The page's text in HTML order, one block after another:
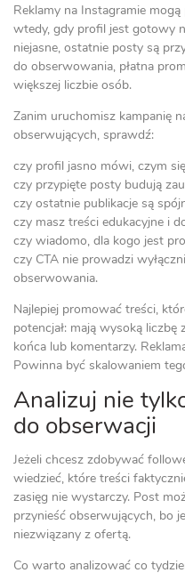
Reklamy na Instagramie
wtedy, gdy profil jest gotowy
niejasne, ostatnie posty są
do obserwowania, płatna
większej liczbie osób.
Zanim uruchomisz kampanię
obserwujących, sprawdź:
czy profil jasno mówi, czym
czy przypięte posty budują
czy ostatnie publikacje są
czy masz treści edukacyjne i
czy wiadomo, dla kogo jest
czy CTA nie prowadzi
obserwowania.
Najlepiej promować treści,
potencjał: mają wysoką
końca lub komentarzy.
Powinna być skalowaniem
Analizuj nie
do obserwacji
Jeżeli chcesz zdobywać
wiedzieć, które treści
zasięg nie wystarczy. Post
przynieść obserwujących, bo
niezwiązany z ofertą.
Co warto analizować co